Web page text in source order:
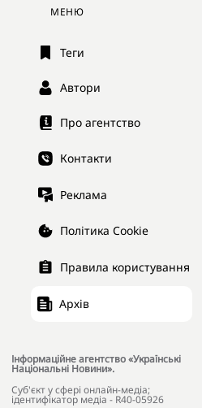
МЕНЮ
Теги
Автори
Про агентство
Контакти
Реклама
Політика Cookie
Правила користування
Архів
Інформаційне агентство «Українські
Національні Новини».
Cуб'єкт у сфері онлайн-медіа;
ідентифікатор медіа - R40-05926